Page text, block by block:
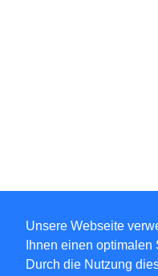
Unsere Webseite
Ihnen einen
Durch die Nutzung